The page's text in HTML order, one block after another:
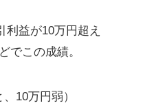
利益が10万円超え
でこの成績。
10万円弱）